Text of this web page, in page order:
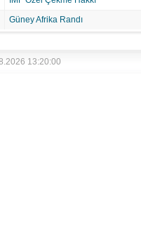
Güney Afrika Randı
13:20:00